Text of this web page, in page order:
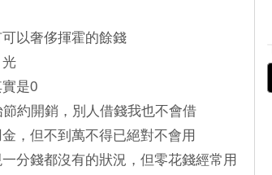
以奢侈揮霍的餘錢
是0
約開銷，別人借錢我也不會借
，但不到萬不得已絕對不會用
分錢都沒有的狀況，但零花錢經常用